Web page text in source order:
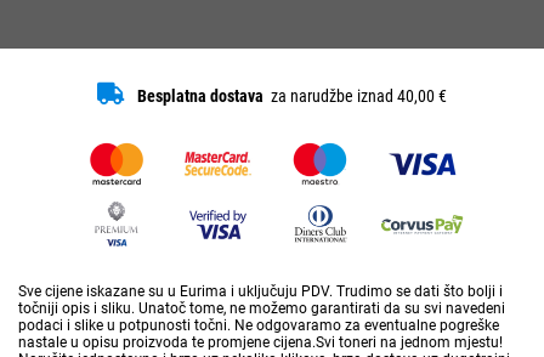
Besplatna dostava za narudžbe iznad 40,00 €
Sve cijene iskazane su u Eurima i uključuju PDV. Trudimo se dati što bolji i
točniji opis i sliku. Unatoč tome, ne možemo garantirati da su svi navedeni
podaci i slike u potpunosti točni. Ne odgovaramo za eventualne pogreške
nastale u opisu proizvoda te promjene cijena.Svi toneri na jednom mjestu!